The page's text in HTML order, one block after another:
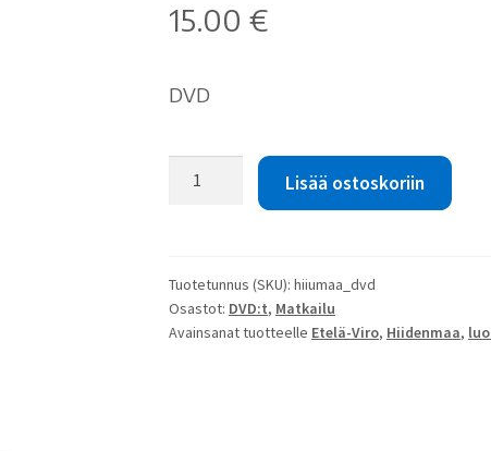
15.00 €
DVD
maa
-
Hiiumaa
Lisää ostoskoriin
Tuotetunnus (SKU): hiiumaa_dvd
Osastot: DVD:t, Matkailu
Avainsanat tuotteelle Etelä-Viro, Hiidenmaa,